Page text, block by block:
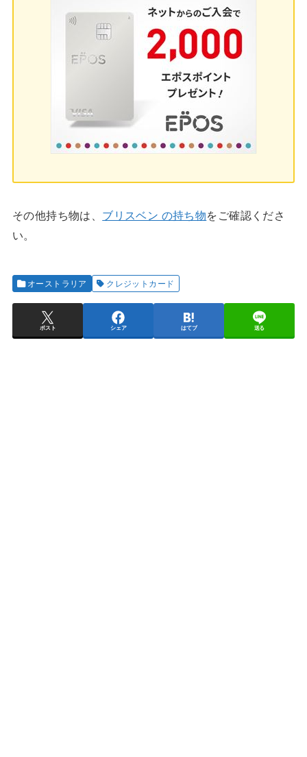
その他持ち物は、 ブリスベン の持ち物をご確認くださ
い。
オーストラリア クレジットカード
ポスト シェア はてブ 送る